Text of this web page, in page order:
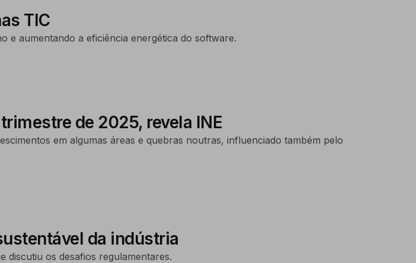
TIC
e aumentando a eficiência energética do software.
de 2025, revela INE
em algumas áreas e quebras noutras, influenciado também pelo
da indústria
discutiu os desafios regulamentares.